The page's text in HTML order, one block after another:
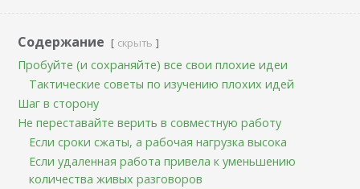
Содержание скрыть
Пробуйте (и сохраняйте) все свои плохие идеи
Тактические советы по изучению плохих идей
Шаг в сторону
Не переставайте верить в совместную работу
Если сроки сжаты, а рабочая нагрузка высока
Если удаленная работа привела к уменьшению
количества живых разговоров